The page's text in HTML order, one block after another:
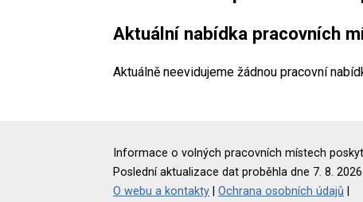
Aktuální nabídka pracovních
Aktuálně neevidujeme žádnou pracovní
Informace o volných pracovních místech
Poslední aktualizace dat proběhla dne 7. 8. 2026.
O webu a kontakty
Ochrana osobních údajů